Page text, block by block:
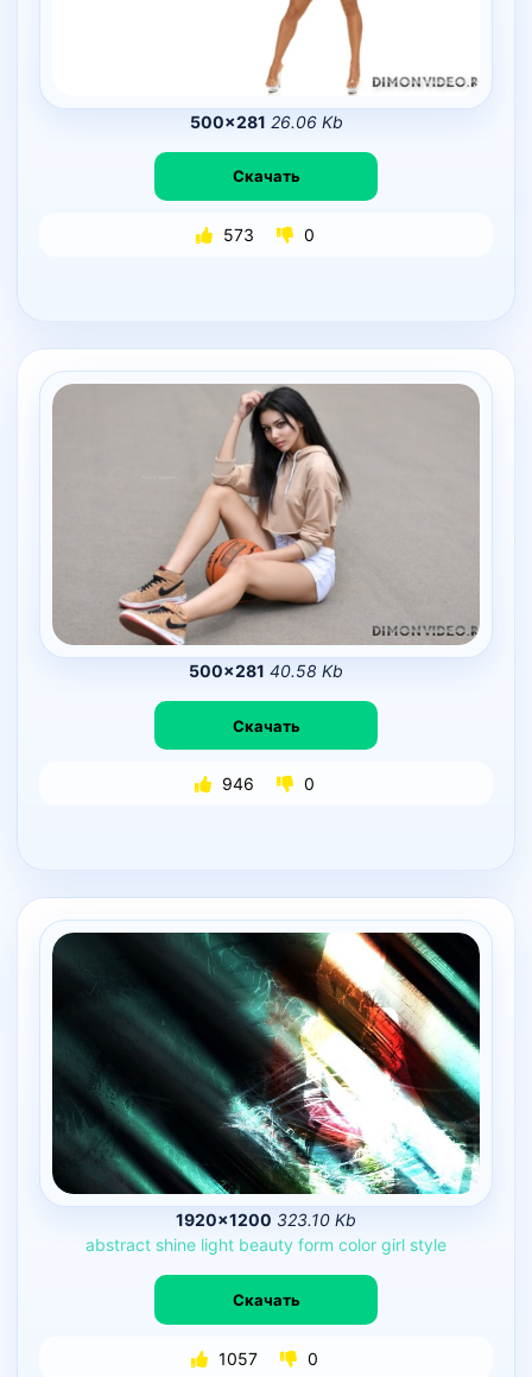
500×281 26.06 Kb
Скачать
573 0
500×281 40.58 Kb
Скачать
946 0
1920×1200 323.10 Kb
abstract shine light beauty form color girl style
Скачать
1057 0